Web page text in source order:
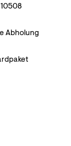
Abholung